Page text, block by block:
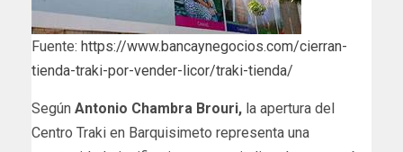
Fuente: https://www.bancaynegocios.com/cierran-
tienda-traki-por-vender-licor/traki-tienda/
Según Antonio Chambra Brouri, la apertura del
Centro Traki en Barquisimeto representa una